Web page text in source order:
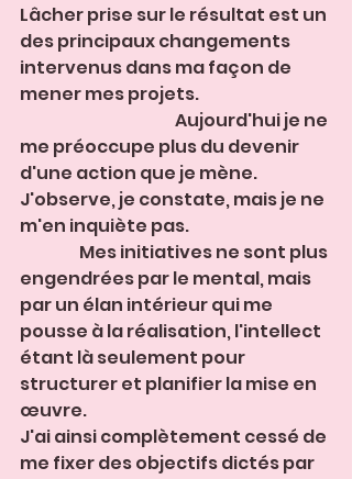
Lâcher prise sur le résultat est un
des principaux changements
intervenus dans ma façon de
mener mes projets.
                                               Aujourd'hui je ne
me préoccupe plus du devenir
d'une action que je mène.
J'observe, je constate, mais je ne
m'en inquiète pas.
                  Mes initiatives ne sont plus
engendrées par le mental, mais
par un élan intérieur qui me
pousse à la réalisation, l'intellect
étant là seulement pour
structurer et planifier la mise en
œuvre.
J'ai ainsi complètement cessé de
me fixer des objectifs dictés par